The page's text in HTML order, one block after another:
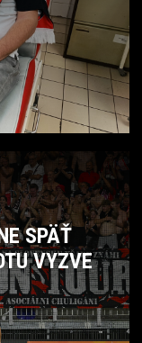
SPÄŤ
VYZVE